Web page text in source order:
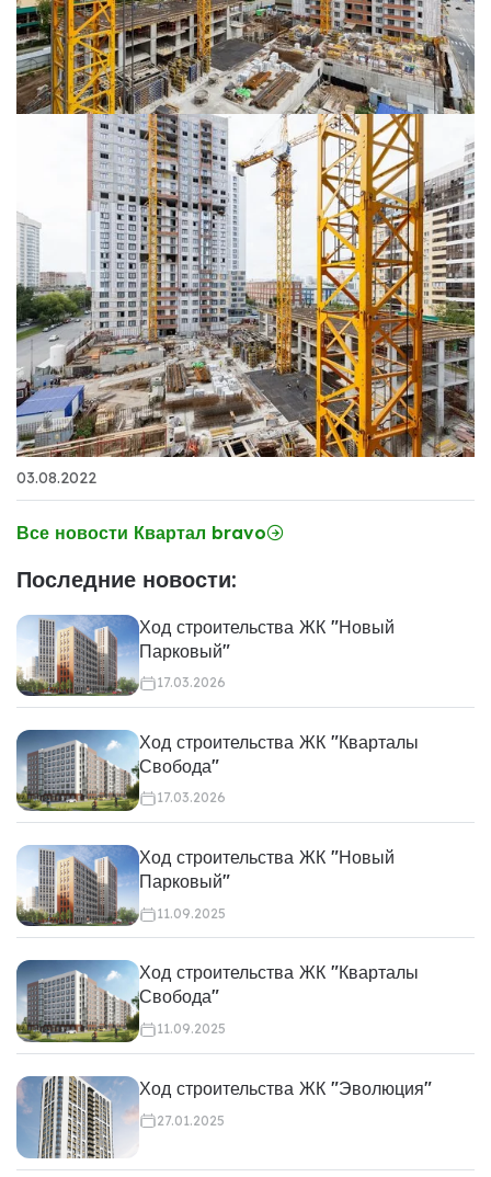
03.08.2022
Все новости Квартал bravo
Последние новости:
Ход строительства ЖК "Новый
Парковый"
17.03.2026
Ход строительства ЖК "Кварталы
Свобода"
17.03.2026
Ход строительства ЖК "Новый
Парковый"
11.09.2025
Ход строительства ЖК "Кварталы
Свобода"
11.09.2025
Ход строительства ЖК "Эволюция"
27.01.2025